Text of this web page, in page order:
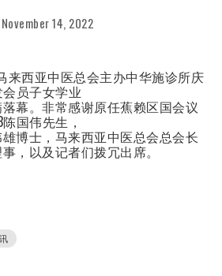
November 14, 2022
来西亚中医总会主办中华施诊所庆
员子女学业
幕。非常感谢原任蕉赖区国会议
国伟先生，
博士，马来西亚中医总会总会长
，以及记者们拨冗出席。